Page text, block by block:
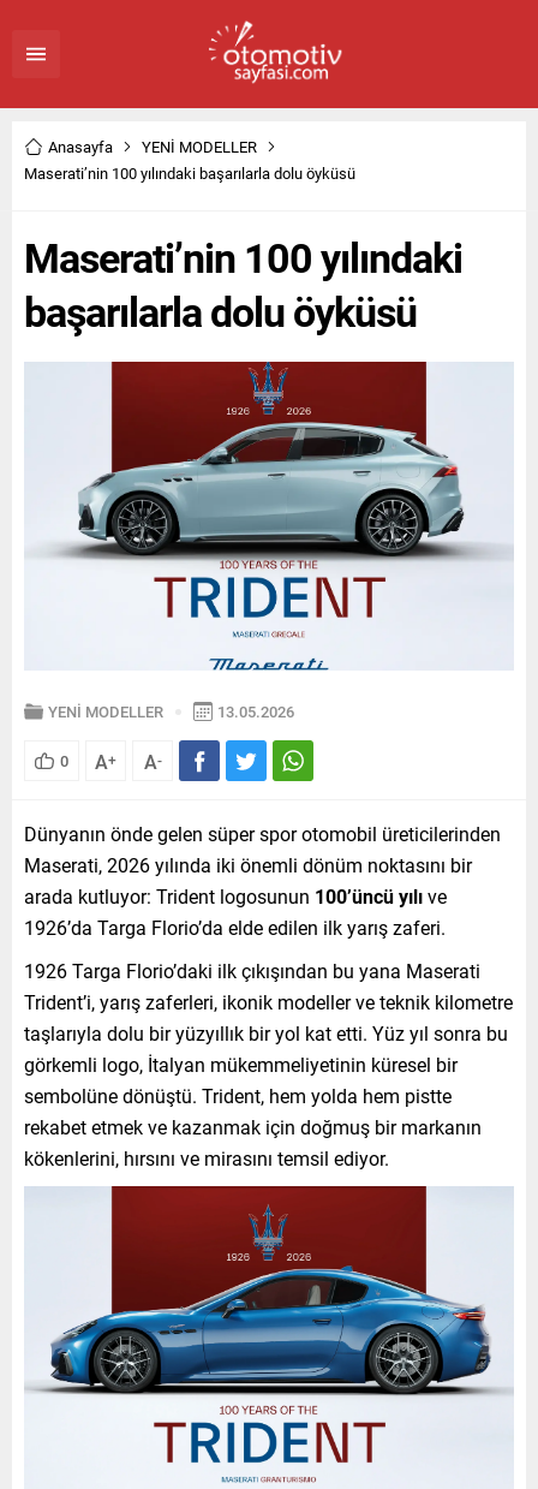
Anasayfa
YENİ MODELLER
Maserati’nin 100 yılındaki başarılarla dolu öyküsü
Maserati’nin 100 yılındaki
başarılarla dolu öyküsü
YENİ MODELLER 13.05.2026
0 A+ A-
Dünyanın önde gelen süper spor otomobil üreticilerinden
Maserati, 2026 yılında iki önemli dönüm noktasını bir
arada kutluyor: Trident logosunun 100’üncü yılıve
1926’da Targa Florio’da elde edilen ilk yarış zaferi.
1926 Targa Florio’daki ilk çıkışından bu yana Maserati
Trident’i, yarış zaferleri, ikonik modeller ve teknik kilometre
taşlarıyla dolu bir yüzyıllık bir yol kat etti. Yüz yıl sonra bu
görkemli logo, İtalyan mükemmeliyetinin küresel bir
sembolüne dönüştü. Trident, hem yolda hem pistte
rekabet etmek ve kazanmak için doğmuş bir markanın
kökenlerini, hırsını ve mirasını temsil ediyor.